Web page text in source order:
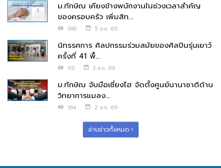
ม.ทักษิณ เคียงข้างพนักงานในช่วงเวลาสำคัญ
ของครอบครัว เพิ่มสิท...
348 5 ส.ค. 69
นิทรรศการ ศิลปกรรมร่วมสมัยของศิลปินรุ่นเยาว์
ครั้งที่ 41 พื้...
115 3 ส.ค. 69
ม.ทักษิณ จับมือเซี่ยงไฮ จัดตั้งศูนย์นานาชาติด้าน
วิทยาการแมลง...
164 2 ส.ค. 69
อ่านข่าวทั้งหมด